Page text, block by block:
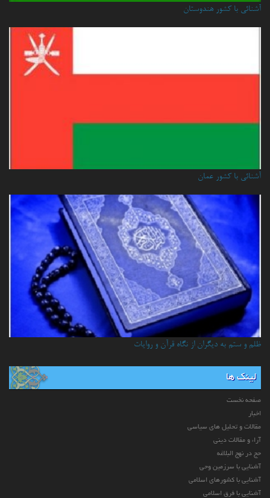
آشنائی با کشور هندوستان
آشنائي با كشور عمان
ظلم و ستم به دیگران از نگاه قرآن و روایات
لینک ها
صفحه نخست
اخبار
مقالات و تحلیل های سیاسی
آراء و مقالات دینی
حج در نهج البلاغه
آشنایی با سرزمین وحی
آشنایی با کشورهای اسلامی
آشنایی با فرق اسلامی